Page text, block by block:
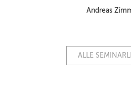
Andreas
ALLE